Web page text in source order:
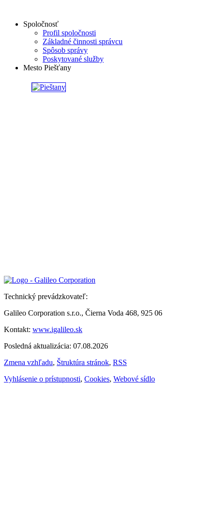
Spoločnosť
Profil spoločnosti
Základné činnosti správcu
Spôsob správy
Poskytované služby
Mesto Piešťany
Technický prevádzkovateľ:
Galileo Corporation s.r.o., Čierna Voda 468, 925 06
Kontakt: www.igalileo.sk
Posledná aktualizácia: 07.08.2026
Zmena vzhľadu, Štruktúra stránok, RSS
Vyhlásenie o prístupnosti, Cookies, Webové sídlo